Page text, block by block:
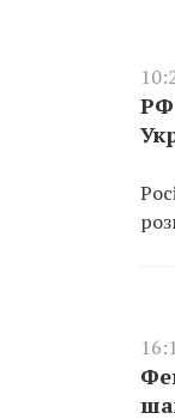
РФ